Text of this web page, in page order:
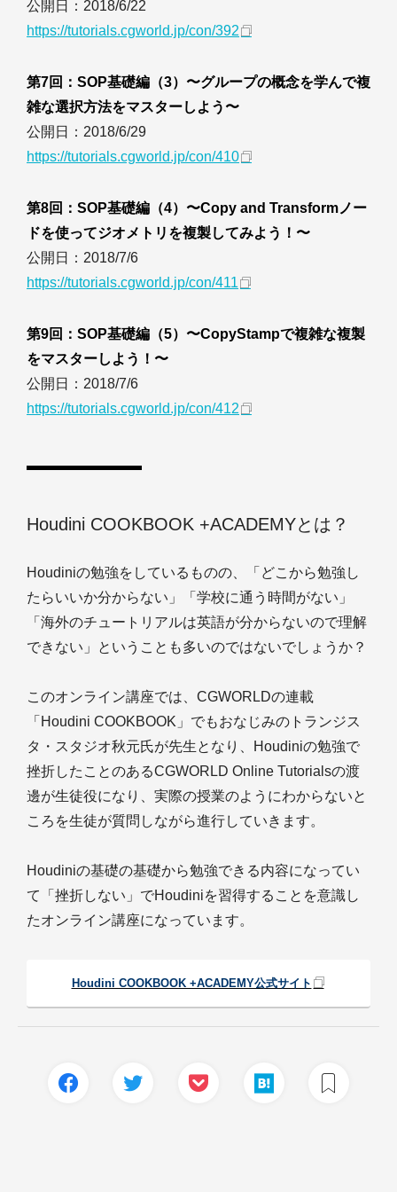
公開日：2018/6/22
https://tutorials.cgworld.jp/con/392
第7回：SOP基礎編（3）〜グループの概念を学んで複
雑な選択方法をマスターしよう〜
公開日：2018/6/29
https://tutorials.cgworld.jp/con/410
第8回：SOP基礎編（4）〜Copy and Transformノー
ドを使ってジオメトリを複製してみよう！〜
公開日：2018/7/6
https://tutorials.cgworld.jp/con/411
第9回：SOP基礎編（5）〜CopyStampで複雑な複製
をマスターしよう！〜
公開日：2018/7/6
https://tutorials.cgworld.jp/con/412
Houdini COOKBOOK +ACADEMYとは？
Houdiniの勉強をしているものの、「どこから勉強し
たらいいか分からない」「学校に通う時間がない」
「海外のチュートリアルは英語が分からないので理解
できない」ということも多いのではないでしょうか？
このオンライン講座では、CGWORLDの連載
「Houdini COOKBOOK」でもおなじみのトランジス
タ・スタジオ秋元氏が先生となり、Houdiniの勉強で
挫折したことのあるCGWORLD Online Tutorialsの渡
邊が生徒役になり、実際の授業のようにわからないと
ころを生徒が質問しながら進行していきます。
Houdiniの基礎の基礎から勉強できる内容になってい
て「挫折しない」でHoudiniを習得することを意識し
たオンライン講座になっています。
Houdini COOKBOOK +ACADEMY公式サイト